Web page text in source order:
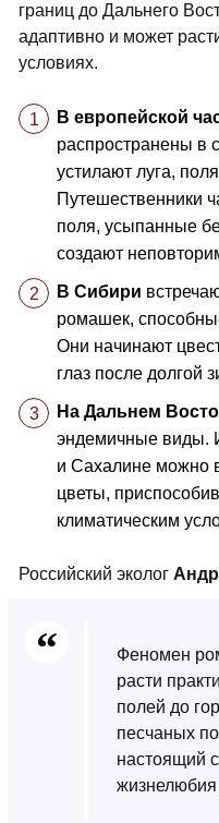
границ до Дальнего
адаптивно и может
условиях.
В европейской
распространены в
устилают луга,
Путешественники
поля, усыпанные
создают
В Сибири
ромашек,
Они начинают
глаз после долгой
На Дальнем
эндемичные виды.
и Сахалине можно
цветы,
климатическим
Российский эколог
Феномен
расти
полей до
песчаных
настоящий
жизнелюбия